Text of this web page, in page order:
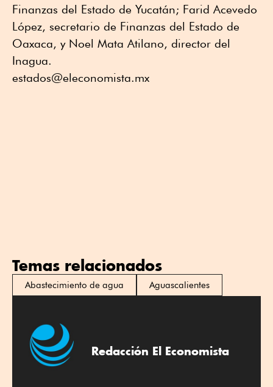
Finanzas del Estado de Yucatán; Farid Acevedo
López, secretario de Finanzas del Estado de
Oaxaca, y Noel Mata Atilano, director del
Inagua.
estados@eleconomista.mx
Temas relacionados
Abastecimiento de agua Aguascalientes
Redacción El Economista